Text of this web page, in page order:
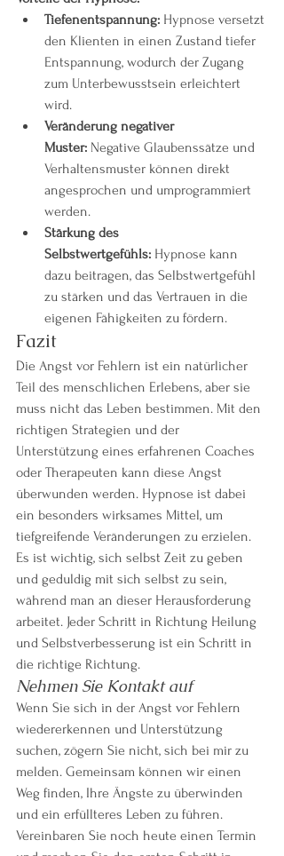
Tiefenentspannung: Hypnose versetzt
den Klienten in einen Zustand tiefer
Entspannung, wodurch der Zugang
zum Unterbewusstsein erleichtert
wird.
Veränderung negativer
Muster: Negative Glaubenssätze und
Verhaltensmuster können direkt
angesprochen und umprogrammiert
werden.
Stärkung des
Selbstwertgefühls: Hypnose kann
dazu beitragen, das Selbstwertgefühl
zu stärken und das Vertrauen in die
eigenen Fähigkeiten zu fördern.
Fazit
Die Angst vor Fehlern ist ein natürlicher
Teil des menschlichen Erlebens, aber sie
muss nicht das Leben bestimmen. Mit den
richtigen Strategien und der
Unterstützung eines erfahrenen Coaches
oder Therapeuten kann diese Angst
überwunden werden. Hypnose ist dabei
ein besonders wirksames Mittel, um
tiefgreifende Veränderungen zu erzielen.
Es ist wichtig, sich selbst Zeit zu geben
und geduldig mit sich selbst zu sein,
während man an dieser Herausforderung
arbeitet. Jeder Schritt in Richtung Heilung
und Selbstverbesserung ist ein Schritt in
die richtige Richtung.
Nehmen Sie Kontakt auf
Wenn Sie sich in der Angst vor Fehlern
wiedererkennen und Unterstützung
suchen, zögern Sie nicht, sich bei mir zu
melden. Gemeinsam können wir einen
Weg finden, Ihre Ängste zu überwinden
und ein erfüllteres Leben zu führen.
Vereinbaren Sie noch heute einen Termin